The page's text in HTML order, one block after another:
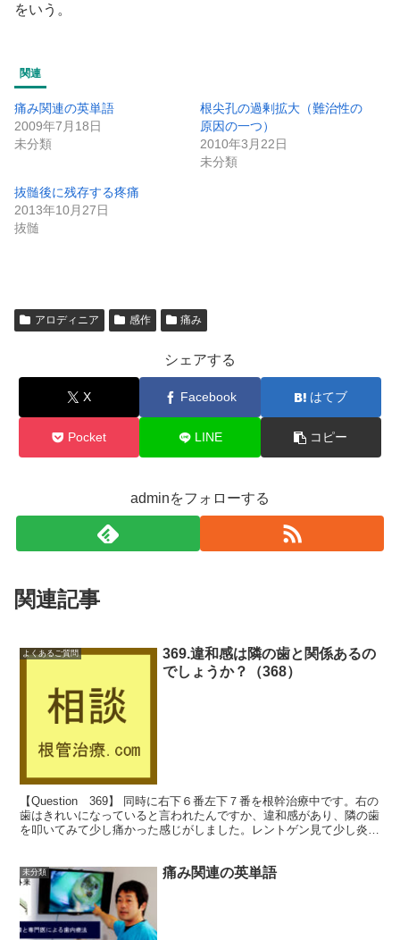
をいう。
関連
痛み関連の英単語
2009年7月18日
未分類
根尖孔の過剰拡大（難治性の
原因の一つ）
2010年3月22日
未分類
抜髄後に残存する疼痛
2013年10月27日
抜髄
アロディニア 感作 痛み
シェアする
X Facebook はてブ
Pocket LINE コピー
adminをフォローする
関連記事
よくあるご質問
369.違和感は隣の歯と関係あるの
でしょうか？（368）
【Question 369】 同時に右下６番左下７番を根幹治療中です。右の
歯はきれいになっていると言われたんですか、違和感があり、隣の歯
を叩いてみて少し痛かった感じがしました。レントゲン見て少し炎症
未分類 痛み関連の英単語